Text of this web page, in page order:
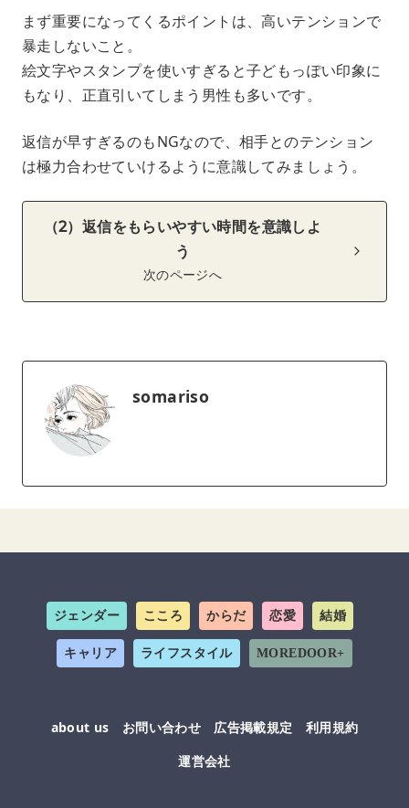
まず重要になってくるポイントは、高いテンションで
暴走しないこと。
絵文字やスタンプを使いすぎると子どもっぽい印象に
もなり、正直引いてしまう男性も多いです。
返信が早すぎるのもNGなので、相手とのテンション
は極力合わせていけるように意識してみましょう。
（2）返信をもらいやすい時間を意識しよ
う
次のページへ
somariso
ジェンダー こころ からだ 恋愛 結婚
キャリア ライフスタイル MOREDOOR+
about us お問い合わせ 広告掲載規定
利用規約
運営会社